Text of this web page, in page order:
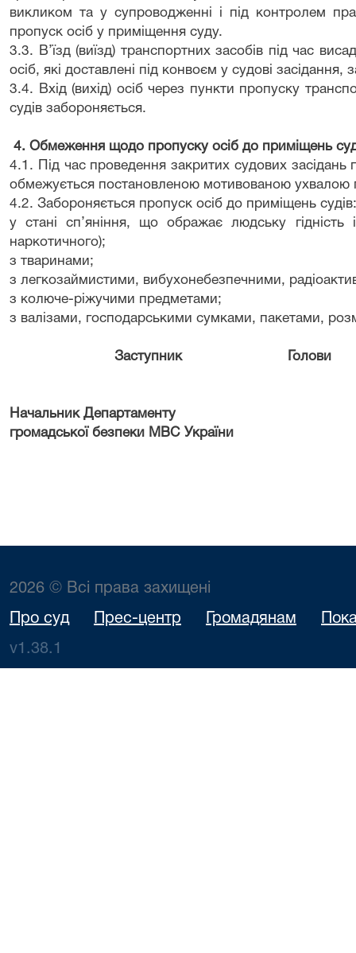
викликом та у супроводженні і під контролем
пропуск осіб у приміщення суду.
3.3. В’їзд (виїзд) транспортних засобів під час
осіб, які доставлені під конвоєм у судові засідання,
3.4. Вхід (вихід) осіб через пункти пропуску
судів забороняється.
4. Обмеження щодо пропуску осіб до приміщень
4.1. Під час проведення закритих судових засідань
обмежується постановленою мотивованою ухвалою
4.2. Забороняється пропуск осіб до приміщень судів:
у стані сп’яніння, що ображає людську
наркотичного);
з тваринами;
з легкозаймистими, вибухонебезпечними,
з колюче-ріжучими предметами;
з валізами, господарськими сумками, пакетами,
Заступник
Начальник Департаменту
громадської безпеки МВС
2026 © Всі права захищені
Про суд Прес-центр Громадянам
v1.38.1